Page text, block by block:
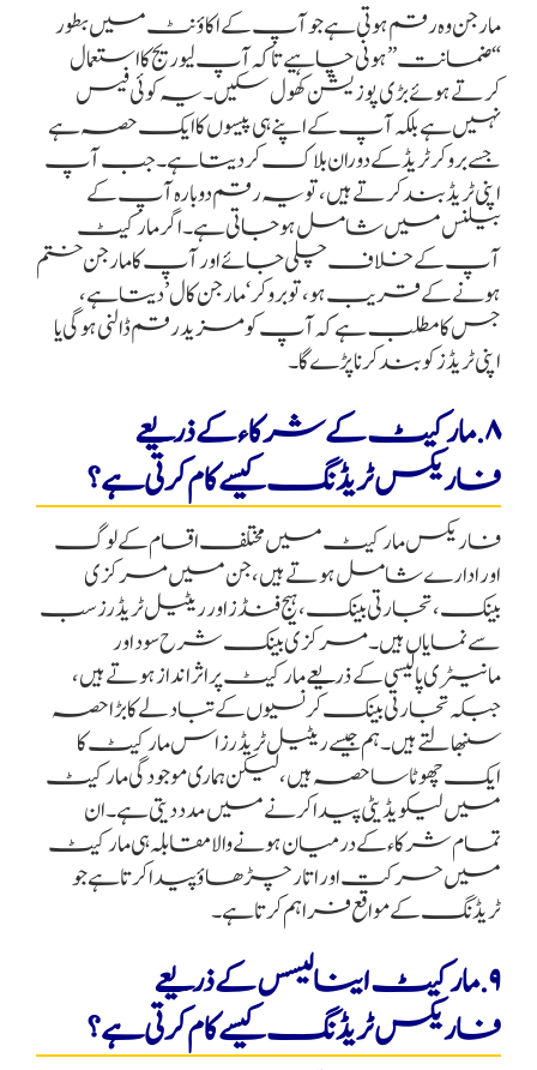
مارجن وہ رقم ہوتی ہے جو آپ کے اکاؤنٹ میں بطور
“ضمانت” ہونی چاہیے تاکہ آپ لیوریج کا استعمال
کرتے ہوئے بڑی پوزیشن کھول سکیں۔ یہ کوئی فیس
نہیں ہے بلکہ آپ کے اپنے ہی پیسوں کا ایک حصہ ہے
جسے بروکر ٹریڈ کے دوران بلاک کر دیتا ہے۔ جب آپ
اپنی ٹریڈ بند کرتے ہیں، تو یہ رقم دوبارہ آپ کے
بیلنس میں شامل ہو جاتی ہے۔ اگر مارکیٹ
آپ کے خلاف چلی جائے اور آپ کا مارجن ختم
ہونے کے قریب ہو، تو بروکر ‘مارجن کال’ دیتا ہے،
جس کا مطلب ہے کہ آپ کو مزید رقم ڈالنی ہوگی یا
اپنی ٹریڈز کو بند کرنا پڑے گا۔
۸. مارکیٹ کے شرکاء کے ذریعے
فاریکس ٹریڈنگ کیسے کام کرتی ہے؟
فاریکس مارکیٹ میں مختلف اقسام کے لوگ
اور ادارے شامل ہوتے ہیں، جن میں مرکزی
بینک، تجارتی بینک، ہیج فنڈز اور ریٹیل ٹریڈرز سب
سے نمایاں ہیں۔ مرکزی بینک شرح سود اور
مانیٹری پالیسی کے ذریعے مارکیٹ پر اثر انداز ہوتے ہیں،
جبکہ تجارتی بینک کرنسیوں کے تبادلے کا بڑا حصہ
سنبھالتے ہیں۔ ہم جیسے ریٹیل ٹریڈرز اس مارکیٹ کا
ایک چھوٹا سا حصہ ہیں، لیکن ہماری موجودگی مارکیٹ
میں لیکویڈیٹی پیدا کرنے میں مدد دیتی ہے۔ ان
تمام شرکاء کے درمیان ہونے والا مقابلہ ہی مارکیٹ
میں حرکت اور اتار چڑھاؤ پیدا کرتا ہے جو
ٹریڈنگ کے مواقع فراہم کرتا ہے۔
۹. مارکیٹ اینالیسس کے ذریعے
فاریکس ٹریڈنگ کیسے کام کرتی ہے؟